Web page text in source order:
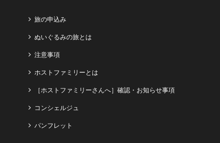
旅の申込み
ぬいぐるみの旅とは
注意事項
ホストファミリーとは
［ホストファミリーさんへ］確認・お知らせ事項
コンシェルジュ
パンフレット